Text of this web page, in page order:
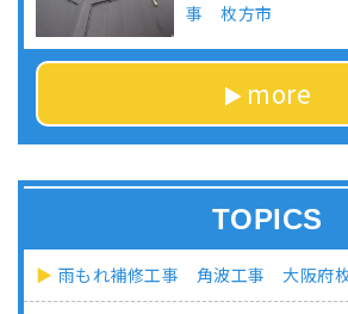
事 枚方市
more
TOPICS
雨もれ補修工事 角波工事 大阪府